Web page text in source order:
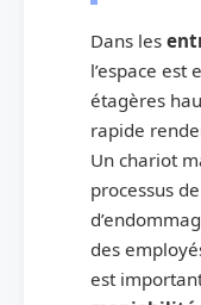
Dans les
l’espace est
étagères
rapide
Un chariot
processus
des
est